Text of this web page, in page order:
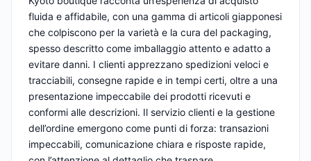
fluida e affidabile, con una gamma di articoli giapponesi
che colpiscono per la varietà e la cura del packaging,
spesso descritto come imballaggio attento e adatto a
evitare danni. I clienti apprezzano spedizioni veloci e
tracciabili, consegne rapide e in tempi certi, oltre a una
presentazione impeccabile dei prodotti ricevuti e
conformi alle descrizioni. Il servizio clienti e la gestione
dell’ordine emergono come punti di forza: transazioni
impeccabili, comunicazione chiara e risposte rapide,